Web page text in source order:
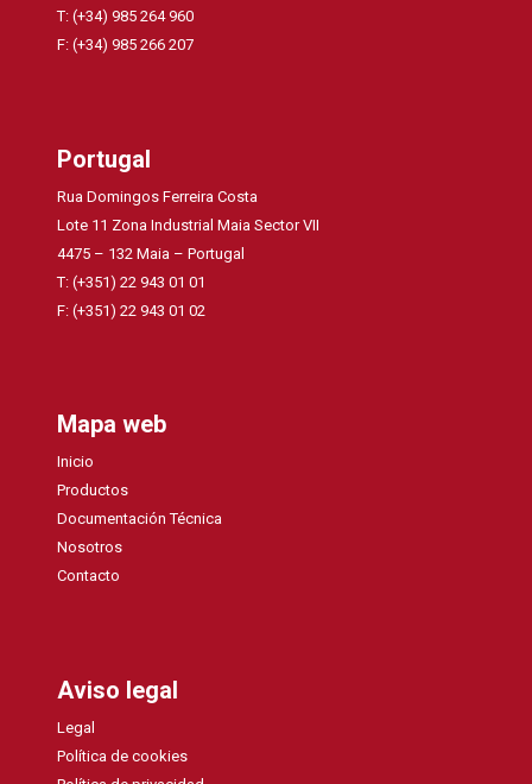
T: (+34) 985 264 960
F: (+34) 985 266 207
Portugal
Rua Domingos Ferreira Costa
Lote 11 Zona Industrial Maia Sector VII
4475 – 132 Maia – Portugal
T: (+351) 22 943 01 01
F: (+351) 22 943 01 02
Mapa web
Inicio
Productos
Documentación Técnica
Nosotros
Contacto
Aviso legal
Legal
Política de cookies